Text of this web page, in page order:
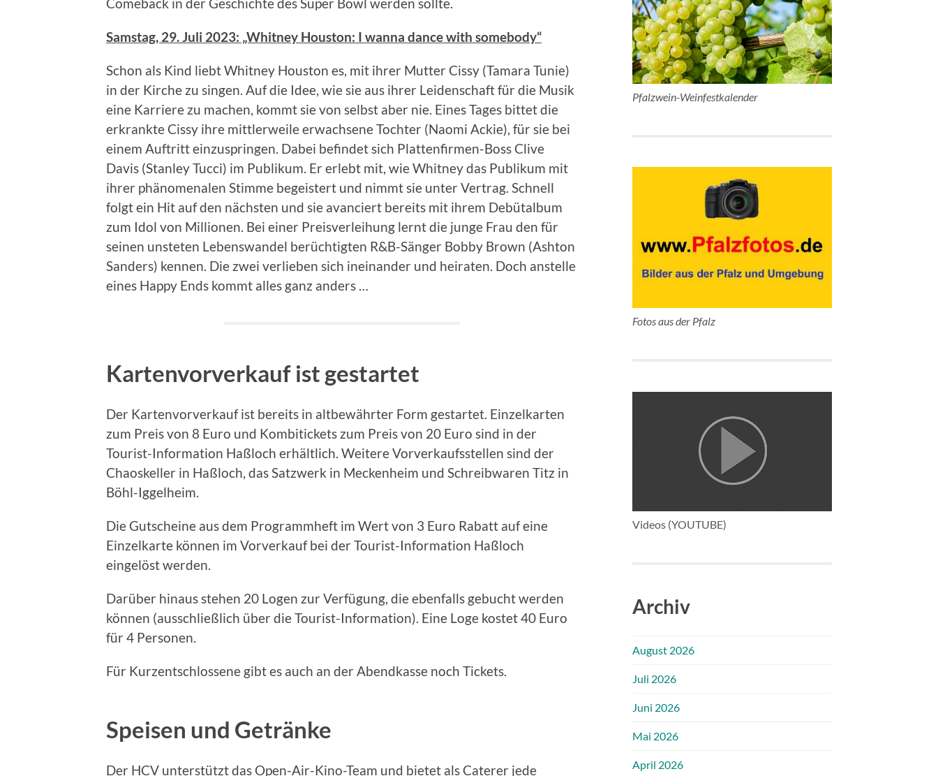
Samstag, 29. Juli 2023: „Whitney Houston: I wanna dance with somebody“
Schon als Kind liebt Whitney Houston es, mit ihrer Mutter Cissy (Tamara Tunie)
in der Kirche zu singen. Auf die Idee, wie sie aus ihrer Leidenschaft für die Musik
eine Karriere zu machen, kommt sie von selbst aber nie. Eines Tages bittet die
erkrankte Cissy ihre mittlerweile erwachsene Tochter (Naomi Ackie), für sie bei
einem Auftritt einzuspringen. Dabei befindet sich Plattenfirmen-Boss Clive
Davis (Stanley Tucci) im Publikum. Er erlebt mit, wie Whitney das Publikum mit
ihrer phänomenalen Stimme begeistert und nimmt sie unter Vertrag. Schnell
folgt ein Hit auf den nächsten und sie avanciert bereits mit ihrem Debütalbum
zum Idol von Millionen. Bei einer Preisverleihung lernt die junge Frau den für
seinen unsteten Lebenswandel berüchtigten R&B-Sänger Bobby Brown (Ashton
Sanders) kennen. Die zwei verlieben sich ineinander und heiraten. Doch anstelle
eines Happy Ends kommt alles ganz anders …
Kartenvorverkauf ist gestartet
Der Kartenvorverkauf ist bereits in altbewährter Form gestartet. Einzelkarten
zum Preis von 8 Euro und Kombitickets zum Preis von 20 Euro sind in der
Tourist-Information Haßloch erhältlich. Weitere Vorverkaufsstellen sind der
Chaoskeller in Haßloch, das Satzwerk in Meckenheim und Schreibwaren Titz in
Böhl-Iggelheim.
Die Gutscheine aus dem Programmheft im Wert von 3 Euro Rabatt auf eine
Einzelkarte können im Vorverkauf bei der Tourist-Information Haßloch
eingelöst werden.
Darüber hinaus stehen 20 Logen zur Verfügung, die ebenfalls gebucht werden
können (ausschließlich über die Tourist-Information). Eine Loge kostet 40 Euro
für 4 Personen.
Für Kurzentschlossene gibt es auch an der Abendkasse noch Tickets.
Speisen und Getränke
Der HCV unterstützt das Open-Air-Kino-Team und bietet als Caterer jede
Pfalzwein-Weinfestkalender
Fotos aus der Pfalz
Videos (YOUTUBE)
Archiv
August 2026
Juli 2026
Juni 2026
Mai 2026
April 2026